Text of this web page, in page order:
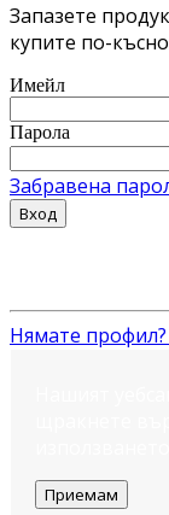
Запазете
купите по-
Имейл
Парола
Забравена
Вход
Нямате
Приемам